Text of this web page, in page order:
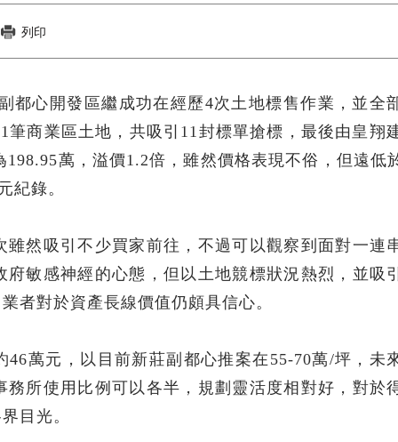
列印
都心開發區繼成功在經歷4次土地標售作業，並全
商業區土地，共吸引11封標單搶標，最後由皇翔
萬，溢價1.2倍，雖然價格表現不俗，但遠低
紀錄。
然吸引不少買家前往，不過可以觀察到面對一連
敏感神經的心態，但以土地競標狀況熱烈，並吸
者對於資產長線價值仍頗具信心。
萬元，以目前新莊副都心推案在55-70萬/坪，未
所使用比例可以各半，規劃靈活度相對好，對於
目光。